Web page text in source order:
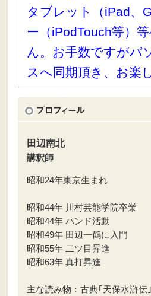
タブレット（iPad、
ー（iPodTouch等）
ん。お手数ですがパ
スへ同期頂き、お楽
田辺南北
講釈師
昭和24年東京生まれ
昭和44年 川村芸能学院卒業
昭和44年 バンド活動
昭和49年 田辺一鶴に入門
昭和55年 二ツ目昇進
昭和63年 真打昇進
主な読み物：古典｢天保水滸